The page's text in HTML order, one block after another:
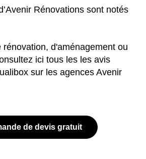
Rénovations sont notés
d'aménagement ou
ici tous les les avis
sur les agences Avenir
de devis gratuit